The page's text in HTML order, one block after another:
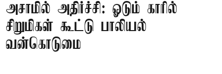
அசாமில் அதிர்ச்சி: ஓடும் காரில்
சிறுமிகள் கூட்டு பாலியல்
வன்கொடுமை